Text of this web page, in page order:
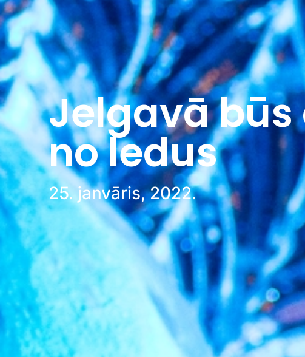
Jelgavā
no ledus
25. janvāris, 2022.